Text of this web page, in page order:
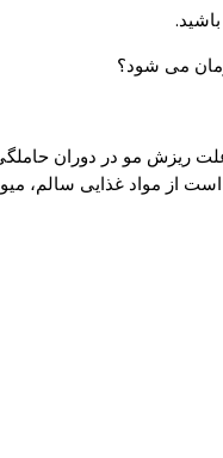
علت ریزش مو در دوران
از مواد غذایی سالم،